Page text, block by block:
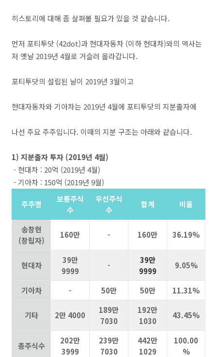
히스토리에 대해 좀 살펴볼 필요가 있을 것 같습니다.
먼저 포티투닷 (42dot)과 현대자동차 (이하 현대차)와의 역사는
저 옛날 2019년 4월로 거슬러 올라갑니다.
포티투닷의 설립된 날이 2019년 3월이고
현대자동차와 기아차는 2019년 4월에 포티투닷의 지분출자에
나선 주요 주주입니다. 이때의 지분 구조는 아래와 같습니다.
1) 지분출자 투자 (2019년 4월)
- 현대차 : 20억 (2019년 4월)
- 기아차 : 150억 (2019년 9월)
주주명
보통주식
수
우선주식
수
합계 비율
송창현
(창립자)
160만 - 160만 36.19%
현대차
39만
9999
-
39만
9999
9.05%
기아차 - 50만 50만 11.31%
기타 2만 4000
189만
7030
192만
1030
43.45%
총주식수
202만
3999
239만
7030
442만
1029
100.00
%